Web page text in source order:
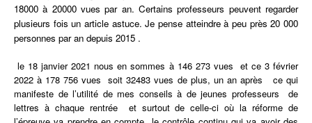
18000 à 20000 vues par an. Certains professeurs peuvent regarder
plusieurs fois un article astuce. Je pense atteindre à peu près 20 000
personnes par an depuis 2015 .
le 18 janvier 2021 nous en sommes à 146 273 vues et ce 3 février
2022 à 178 756 vues soit 32483 vues de plus, un an après ce qui
manifeste de l’utilité de mes conseils à de jeunes professeurs de
lettres à chaque rentrée et surtout de celle-ci où la réforme de